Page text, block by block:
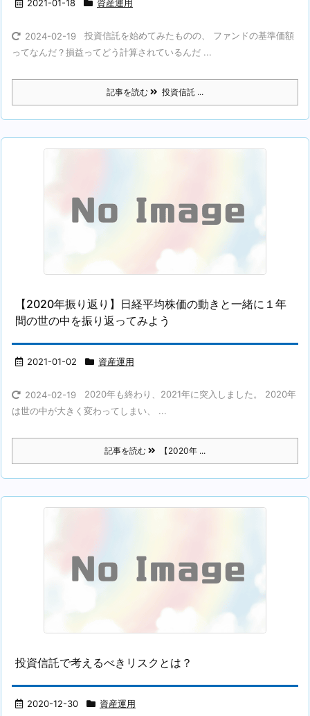
2021-01-18 資産運用
2024-02-19
投資信託を始めてみたものの、 ファンドの基準価額
ってなんだ？損益ってどう計算されているんだ ...
記事を読む 投資信託 ...
【2020年振り返り】日経平均株価の動きと一緒に１年
間の世の中を振り返ってみよう
2021-01-02 資産運用
2024-02-19
2020年も終わり、2021年に突入しました。 2020年
は世の中が大きく変わってしまい、 ...
記事を読む 【2020年 ...
投資信託で考えるべきリスクとは？
2020-12-30 資産運用